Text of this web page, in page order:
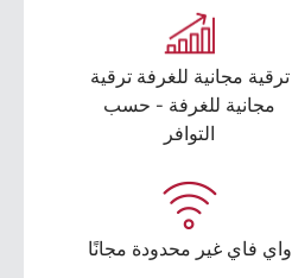
ترقية مجانية للغرفة ترقية
مجانية للغرفة - حسب
التوافر
واي فاي غير محدودة مجانًا